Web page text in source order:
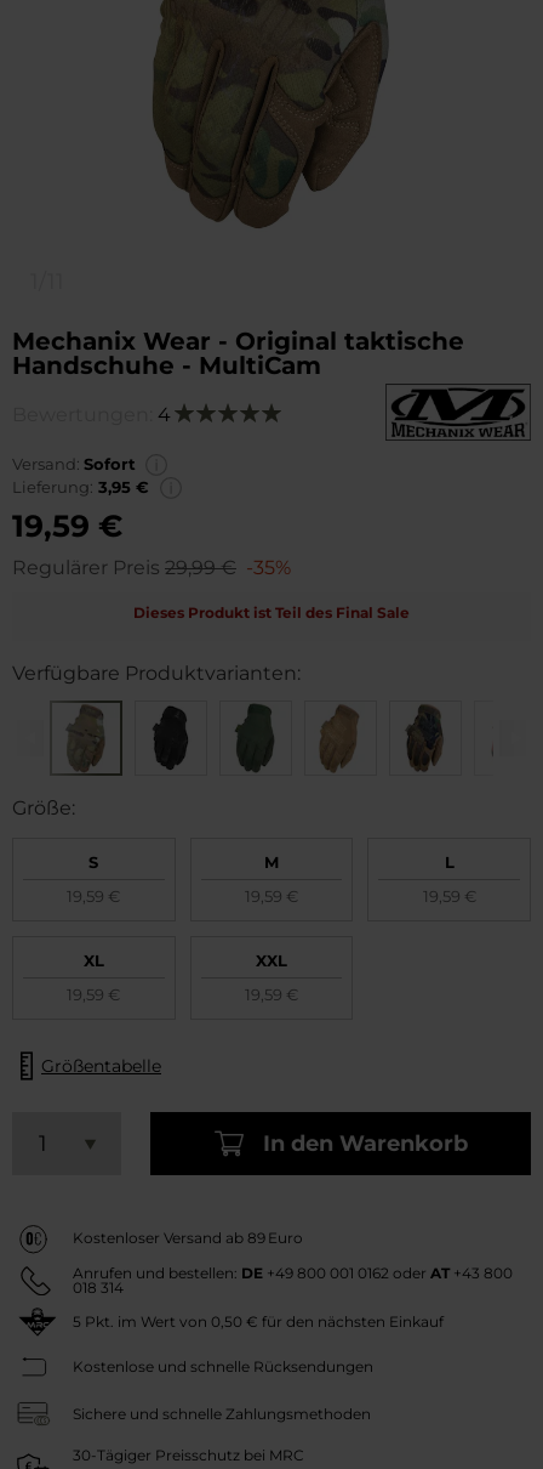
Mechanix Wear - Original taktische
Handschuhe - MultiCam
4 Bewertung:
Versand: Sofort
Lieferung: 3,95 €
19,59 €
Regulärer Preis 29,99 € -35%
Dieses Produkt ist Teil des Final Sale
Verfügbare Produktvarianten:
Größe:
S
19,59 €
M
19,59 €
L
19,59 €
XL
19,59 €
XXL
19,59 €
Größentabelle
In den Warenkorb
Kostenloser Versand ab 89 Euro
Anrufen und bestellen: DE +49 800 001 0162 oder AT +43 800
018 314
5 Pkt. im Wert von 0,50 € für den nächsten Einkauf
Kostenlose und schnelle Rücksendungen
Sichere und schnelle Zahlungsmethoden
30-Tägiger Preisschutz bei MRC